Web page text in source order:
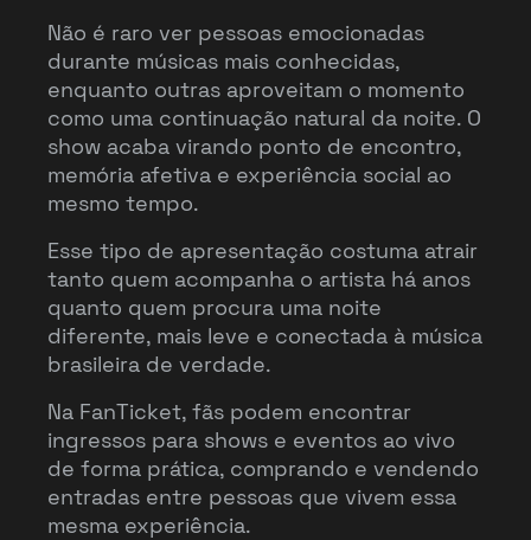
Não é raro ver pessoas emocionadas
durante músicas mais conhecidas,
enquanto outras aproveitam o momento
como uma continuação natural da noite. O
show acaba virando ponto de encontro,
memória afetiva e experiência social ao
mesmo tempo.
Esse tipo de apresentação costuma atrair
tanto quem acompanha o artista há anos
quanto quem procura uma noite
diferente, mais leve e conectada à música
brasileira de verdade.
Na FanTicket, fãs podem encontrar
ingressos para shows e eventos ao vivo
de forma prática, comprando e vendendo
entradas entre pessoas que vivem essa
mesma experiência.